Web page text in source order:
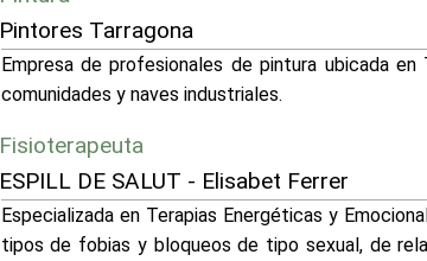
Pintores Tarragona
Empresa de profesionales de pintura ubicada
comunidades y naves industriales.
Fisioterapeuta
ESPILL DE SALUT - Elisabet Ferrer
Especializada en Terapias Energéticas y
tipos de fobias y bloqueos de tipo sexual, de